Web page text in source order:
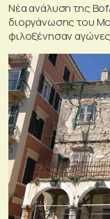
Νέα ανάλυση της
διοργάνωσης του
φιλοξένησαν